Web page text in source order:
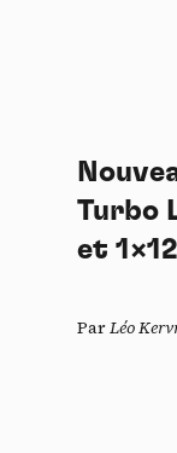
Turbo
et
ParLéo